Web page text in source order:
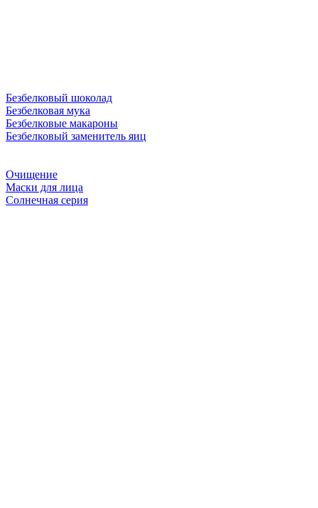
Безбелковый шоколад
Безбелковая мука
Безбелковые макароны
Безбелковый заменитель яиц
Очищение
Маски для лица
Солнечная серия